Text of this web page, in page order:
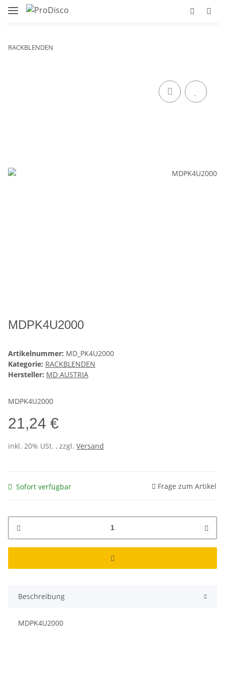
RACKBLENDEN
MDPK4U2000
Artikelnummer: MD_PK4U2000
Kategorie: RACKBLENDEN
Hersteller: MD AUSTRIA
MDPK4U2000
21,24 €
inkl. 20% USt. , zzgl. Versand
Sofort verfügbar Frage zum Artikel
Beschreibung
MDPK4U2000